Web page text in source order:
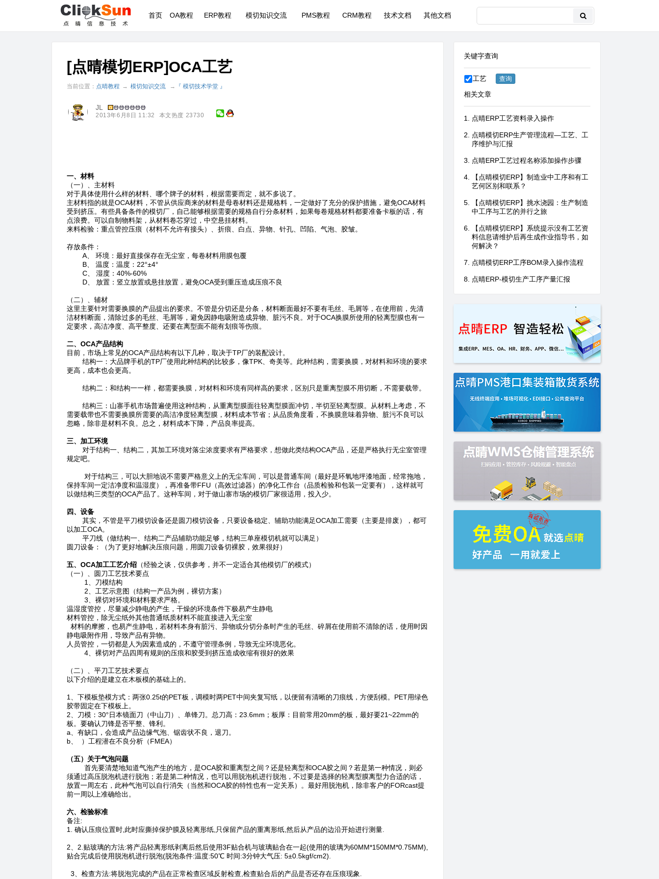
首页 OA教程 ERP教程 模切知识交流 PMS教程 CRM教程 技术文档 其他文档
[点晴模切ERP]OCA工艺
当前位置： 点晴教程 → 模切知识交流 → 『 模切技术学堂 』
JL
2013年6月8日 11:32 本文热度 23730
一、材料
（一）、主材料
对于具体使用什么样的材料、哪个牌子的材料，根据需要而定，就不多说了。
主材料指的就是OCA材料，不管从供应商来的材料是母卷材料还是规格料，一定做好了充分的保护措施，避免OCA材料
受到挤压。有些具备条件的模切厂，自己能够根据需要的规格自行分条材料，如果每卷规格材料都要准备卡板的话，有
点浪费。可以自制物料架，从材料卷芯穿过，中空悬挂材料。
来料检验：重点管控压痕（材料不允许有接头）、折痕、白点、异物、针孔、凹陷、气泡、胶皱。
存放条件：
A、 环境：最好直接保存在无尘室，每卷材料用膜包覆
B、 温度：温度：22°±4°
C、 湿度：40%-60%
D、 放置：竖立放置或悬挂放置，避免OCA受到重压造成压痕不良
（二）、辅材
这里主要针对需要换膜的产品提出的要求。不管是分切还是分条，材料断面最好不要有毛丝、毛屑等，在使用前，先清
洁材料断面，清除过多的毛丝、毛屑等，避免因静电吸附造成异物、脏污不良。对于OCA换膜所使用的轻离型膜也有一
定要求，高洁净度、高平整度、还要在离型面不能有划痕等伤痕。
二、OCA产品结构
目前，市场上常见的OCA产品结构有以下几种，取决于TP厂的装配设计。
结构一：大品牌手机的TP厂使用此种结构的比较多，像TPK、奇美等。此种结构，需要换膜，对材料和环境的要求
更高，成本也会更高。
结构二：和结构一一样，都需要换膜，对材料和环境有同样高的要求，区别只是重离型膜不用切断，不需要载带。
结构三：山寨手机市场普遍使用这种结构，从重离型膜面往轻离型膜面冲切，半切至轻离型膜。从材料上考虑，不
需要载带也不需要换膜所需要的高洁净度轻离型膜，材料成本节省；从品质角度看，不换膜意味着异物、脏污不良可以
忽略，除非是材料不良。总之，材料成本下降，产品良率提高。
三、加工环境
对于结构一、结构二，其加工环境对落尘浓度要求有严格要求，想做此类结构OCA产品，还是严格执行无尘室管理
规定吧。
对于结构三，可以大胆地说不需要严格意义上的无尘车间，可以是普通车间（最好是环氧地坪漆地面，经常拖地，
保持车间一定洁净度和温湿度），再准备带FFU（高效过滤器）的净化工作台（品质检验和包装一定要有），这样就可
以做结构三类型的OCA产品了。这种车间，对于做山寨市场的模切厂家很适用，投入少。
四、设备
其实，不管是平刀模切设备还是圆刀模切设备，只要设备稳定、辅助功能满足OCA加工需要（主要是排废），都可
以加工OCA。
平刀线（做结构一、结构二产品辅助功能足够，结构三单座模切机就可以满足）
圆刀设备：（为了更好地解决压痕问题，用圆刀设备切裸胶，效果很好）
五、OCA加工工艺介绍 （经验之谈，仅供参考，并不一定适合其他模切厂的模式）
（一）、圆刀工艺技术要点
1、刀模结构
2、工艺示意图（结构一产品为例，裸切方案）
3、裸切对环境和材料要求严格。
温湿度管控，尽量减少静电的产生，干燥的环境条件下极易产生静电
材料管控，除无尘纸外其他普通纸质材料不能直接进入无尘室
材料的摩擦，也易产生静电，若材料本身有脏污、异物或分切分条时产生的毛丝、碎屑在使用前不清除的话，使用时因
静电吸附作用，导致产品有异物。
人员管控，一切都是人为因素造成的，不遵守管理条例，导致无尘环境恶化。
4、裸切对产品四周有规则的压痕和胶受到挤压造成收缩有很好的效果
（二）、平刀工艺技术要点
以下介绍的是建立在木板模的基础上的。
1、下模板垫模方式：两张0.25t的PET板，调模时两PET中间夹复写纸，以便留有清晰的刀痕线，方便刮模。PET用绿色
胶带固定在下模板上。
2、刀模：30°日本镜面刀（中山刀）、单锋刀。总刀高：23.6mm；板厚：目前常用20mm的板，最好要21~22mm的
板。要确认刀锋是否平整、锋利。
a、有缺口，会造成产品边缘气泡、锯齿状不良，退刀。
b、 ）工程潜在不良分析（FMEA）
（五）关于气泡问题
首先要清楚地知道气泡产生的地方，是OCA胶和重离型之间？还是轻离型和OCA胶之间？若是第一种情况，则必
须通过高压脱泡机进行脱泡；若是第二种情况，也可以用脱泡机进行脱泡，不过要是选择的轻离型膜离型力合适的话，
放置一周左右，此种气泡可以自行消失（当然和OCA胶的特性也有一定关系）。最好用脱泡机，除非客户的FORcast提
前一周以上准确给出。
六、检验标准
备注:
1. 确认压痕位置时,此时应撕掉保护膜及轻离形纸,只保留产品的重离形纸,然后从产品的边沿开始进行测量.
2、2.贴玻璃的方法:将产品轻离形纸剥离后然后使用3F贴合机与玻璃贴合在一起(使用的玻璃为60MM*150MM*0.75MM),
贴合完成后使用脱泡机进行脱泡(脱泡条件:温度:50℃ 时间:3分钟大气压: 5±0.5kgf/cm2).
3、检查方法:将脱泡完成的产品在正常检查区域反射检查,检查贴合后的产品是否还存在压痕现象.
关键字查询
工艺
相关文章
点晴ERP工艺资料录入操作
点晴模切ERP生产管理流程—工艺、工
序维护与汇报
点晴ERP工艺过程名称添加操作步骤
【点晴模切ERP】制造业中工序和有工
艺何区别和联系？
【点晴模切ERP】挑水浇园：生产制造
中工序与工艺的并行之旅
【点晴模切ERP】系统提示没有工艺资
料信息请维护后再生成作业指导书，如
何解决？
点晴模切ERP工序BOM录入操作流程
点晴ERP-模切生产工序产量汇报